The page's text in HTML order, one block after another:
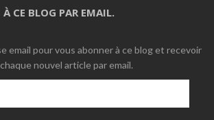
CE BLOG PAR EMAIL.
email pour vous abonner à ce blog et recevoir
nouvel article par email.